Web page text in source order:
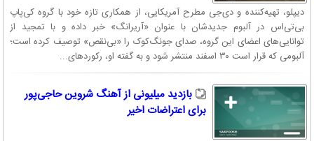
دیپلو، تهیه‌کننده و دی‌جی مطرح آمریکایی، از همکاری تازه خود با گروه کی‌پاپ
بی‌تی‌اس در آلبوم جدیدشان با عنوان «آریرانگ» خبر داده و با تمجید از
توانایی‌های اعضای این گروه، صدای جونگ‌کوک را «بی‌نقص» توصیف کرده است؛
آلبومی که قرار است ۳۰ اسفند منتشر شود و به گفته او، رکوردهای...
بازدید میلیونی از آهنگ شروین حاجی‌پور
برای اعتراضات اخیر